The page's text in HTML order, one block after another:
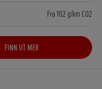
Fra 102 g/km CO2
FINN UT MER